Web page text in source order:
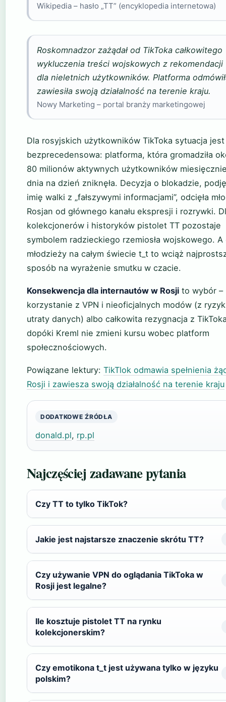
Wikipedia – hasło „TT” (encyklopedia internetowa)
Roskomnadzor zażądał od TikToka całkowitego
wykluczenia treści wojskowych z rekomendacji
dla nieletnich użytkowników. Platforma
zawiesiła swoją działalność na terenie kraju.
Nowy Marketing – portal branży marketingowej
Dla rosyjskich użytkowników TikToka sytuacja jest
bezprecedensowa: platforma, która gromadziła
80 milionów aktywnych użytkowników
dnia na dzień zniknęła. Decyzja o blokadzie,
imię walki z „fałszywymi informacjami”, odcięła
Rosjan od głównego kanału ekspresji i rozrywki.
kolekcjonerów i historyków pistolet TT pozostaje
symbolem radzieckiego rzemiosła wojskowego. A
młodzieży na całym świecie t_t to wciąż
sposób na wyrażenie smutku w czacie.
Konsekwencja dla internautów w Rosji to wybór –
korzystanie z VPN i nieoficjalnych modów (z
utraty danych) albo całkowita rezygnacja z
dopóki Kreml nie zmieni kursu wobec platform
społecznościowych.
Powiązane lektury: TikTlok odmawia spełnienia
Rosji i zawiesza swoją działalność na terenie kraju
DODATKOWE ŹRÓDŁA
donald.pl, rp.pl
Najczęściej zadawane pytania
Czy TT to tylko TikTok?
Jakie jest najstarsze znaczenie skrótu TT?
Czy używanie VPN do oglądania TikToka w
Rosji jest legalne?
Ile kosztuje pistolet TT na rynku
kolekcjonerskim?
Czy emotikona t_t jest używana tylko w języku
polskim?